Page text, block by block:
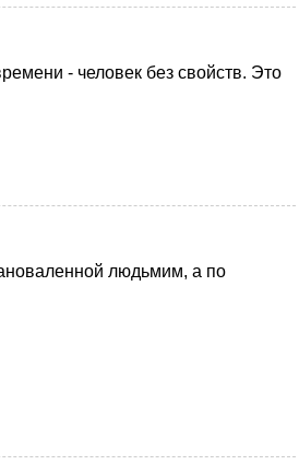
- человек без свойств. Это
людьмим, а по